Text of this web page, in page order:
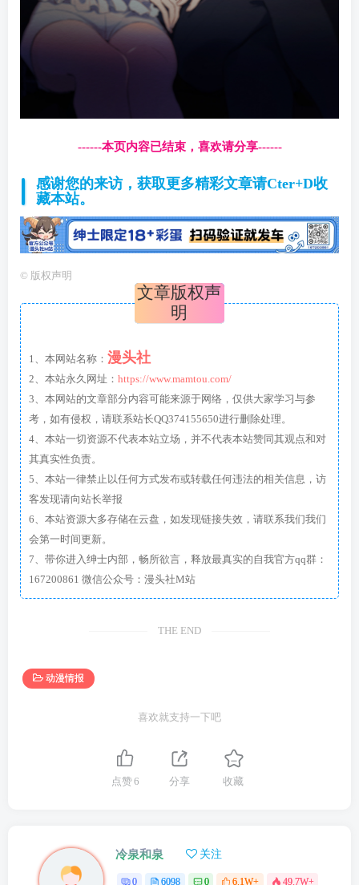
------本页内容已结束，喜欢请分享------
感谢您的来访，获取更多精彩文章请Cter+D收
藏本站。
© 版权声明
文章版权声
明
1、本网站名称： 漫头社
2、本站永久网址： https://www.mamtou.com/
3、本网站的文章部分内容可能来源于网络，仅供大家学习与参
考，如有侵权，请联系站长QQ374155650进行删除处理。
4、本站一切资源不代表本站立场，并不代表本站赞同其观点和对
其真实性负责。
5、本站一律禁止以任何方式发布或转载任何违法的相关信息，访
客发现请向站长举报
6、本站资源大多存储在云盘，如发现链接失效，请联系我们我们
会第一时间更新。
7、带你进入绅士内部，畅所欲言，释放最真实的自我官方qq群：
167200861 微信公众号：漫头社M站
THE END
动漫情报
喜欢就支持一下吧
点赞6 分享 收藏
冷泉和泉 关注
0 6098 0 6.1W+ 49.7W+